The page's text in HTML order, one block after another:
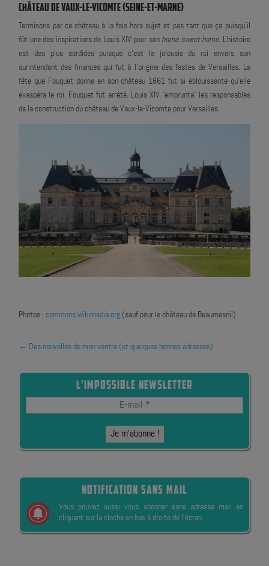
CHÂTEAU DE VAUX-LE-VICOMTE (SEINE-ET-MARNE)
Terminons par ce château à la fois hors sujet et pas tant que ça puisqu'il
fût une des inspirations de Louis XIV pour son home sweet home. L'histoire
est des plus sordides puisque c'est la jalousie du roi envers son
surintendant des finances qui fut à l'origine des fastes de Versailles. La
fête que Fouquet donna en son château 1661 fut si éblouissante qu'elle
exaspéra le roi. Fouquet fut arrêté. Louis XIV "emprunta" les responsables
de la construction du château de Vaux-le-Vicomte pour Versailles.
Photos : commons.wikimedia.org (sauf pour le château de Beaumesnil)
← Des nouvelles de mon ventre (et quelques bonnes adresses)
L’IMPOSSIBLE NEWSLETTER
NOTIFICATION SANS MAIL
Vous pouvez aussi vous abonner sans adresse mail en
cliquant sur la cloche en bas à droite de l’écran.